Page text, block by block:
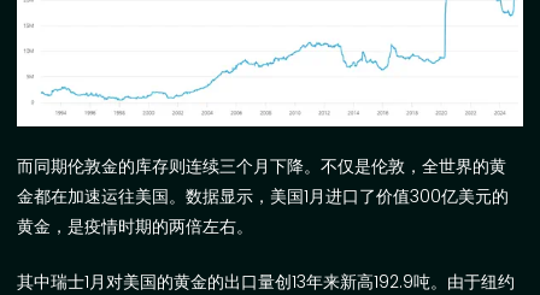
而同期伦敦金的库存则连续三个月下降。不仅是伦敦，全世界的黄
金都在加速运往美国。数据显示，美国1月进口了价值300亿美元的
黄金，是疫情时期的两倍左右。
其中瑞士1月对美国的黄金的出口量创13年来新高192.9吨。由于纽约